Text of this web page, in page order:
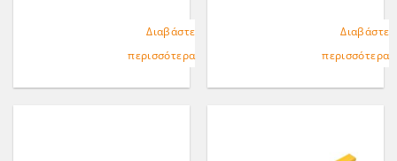
Διαβάστε
περισσότερα
Διαβάστε
περισσότερα